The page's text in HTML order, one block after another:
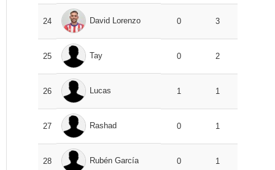
24 David Lorenzo 0 3
25 Tay 0 2
26 Lucas 1 1
27 Rashad 0 1
28 Rubén García 0 1